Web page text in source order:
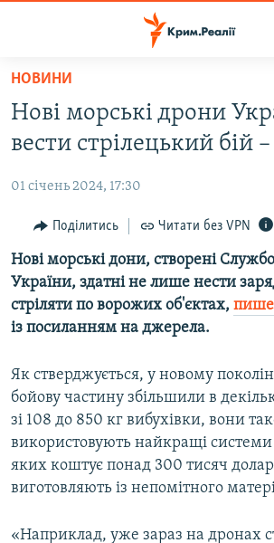
Перейти
основного
матеріалу
до
навігації
Перейти
до
пошуку
ВОДА.КРИМ
ВІДЕО ТА ФОТО
ПОЛІТИКА
БЛОГИ
ПОГЛЯД
ІНТЕРВ'Ю
ВСЕ ЗА ДЕНЬ
ДЕПОРТАЦІЯ
ВІДЕОУРОКИ «ELIFBE»
СВІДЧЕННЯ ОКУПАЦІЇ
УКРАЇНСЬКА ПРОБЛЕМА КРИМУ
ЯК ОБІЙТИ БЛОКУВАННЯ
Русский
Qırımtatar
НОВИНИ
Нові морські дрони
вести стрілецький бій
01 січень 2024, 17:30
Поділитись Читати без VPN
Нові морські дони, створені
України, здатні не лише нести
стріляти по ворожих об'єктах,
із посиланням на джерела.
Як стверджується, у новому
бойову частину збільшили в
зі 108 до 850 кг вибухівки, вони
використовують найкращі системи
яких коштує понад 300 тисяч
виготовляють із непомітного
«Наприклад, уже зараз на дронах